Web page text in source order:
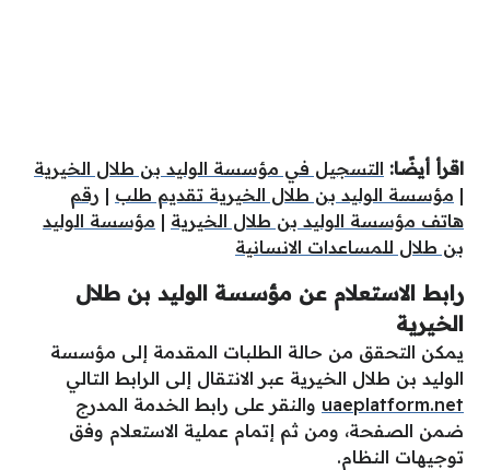
اقرأ أيضًا: التسجيل في مؤسسة الوليد بن طلال الخيرية
| مؤسسة الوليد بن طلال الخيرية تقديم طلب | رقم
هاتف مؤسسة الوليد بن طلال الخيرية | مؤسسة الوليد
بن طلال للمساعدات الانسانية
رابط الاستعلام عن مؤسسة الوليد بن طلال
الخيرية
يمكن التحقق من حالة الطلبات المقدمة إلى مؤسسة
الوليد بن طلال الخيرية عبر الانتقال إلى الرابط التالي
uaeplatform.net والنقر على رابط الخدمة المدرج
ضمن الصفحة، ومن ثم إتمام عملية الاستعلام وفق
توجيهات النظام.